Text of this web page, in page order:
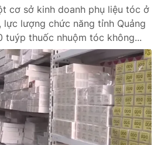
cơ sở kinh doanh phụ liệu tóc ở
lượng chức năng tỉnh Quảng
tuýp thuốc nhuộm tóc không...